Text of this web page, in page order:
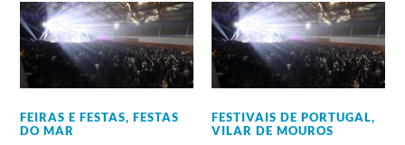
FEIRAS E FESTAS,FESTAS
DO MAR
FESTIVAIS DE PORTUGAL,
VILAR DE MOUROS